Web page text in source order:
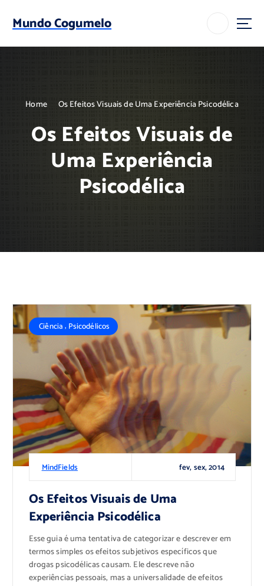
p
Mundo Cogumelo
Home Os Efeitos Visuais de Uma Experiência Psicodélica
Os Efeitos Visuais de
Uma Experiência
Psicodélica
MindFields fev, sex, 2014
Ciência, Psicodélicos
Os Efeitos Visuais de Uma
Experiência Psicodélica
Esse guia é uma tentativa de categorizar e descrever em
termos simples os efeitos subjetivos específicos que
drogas psicodélicas causam. Ele descreve não
experiências pessoais, mas a universalidade de efeitos